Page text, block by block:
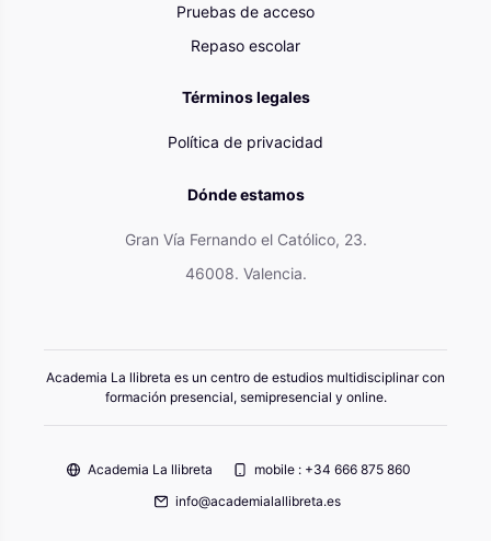
Pruebas de acceso
Repaso escolar
Términos legales
Política de privacidad
Dónde estamos
Gran Vía Fernando el Católico, 23.
46008. Valencia.
Academia La llibreta es un centro de estudios multidisciplinar con
formación presencial, semipresencial y online.
Academia La llibreta
mobile : +34 666 875 860
info@academialallibreta.es